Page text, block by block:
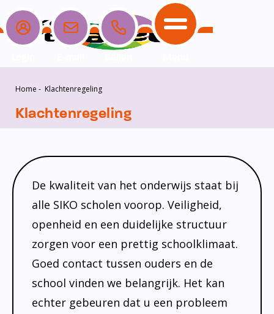
Home
School
School
Ons onderwijs
Ons team
Schoolgids
Leerlingenzorg
Privacy
Vakanties en lesvrije dagen
Ouders
Ouders
Nieuwe ouders
Overblijf
Ouderraad
Medezeggenschapsraad
Klachtenregeling
Opvang
Opvang
Dagopvang
Peuterspeelzaal
Buitenschoolse opvang
Communicatie
Communicatie
Schoolpraat app
Contact
Home - Klachtenregeling
Klachtenregeling
De kwaliteit van het onderwijs staat bij
alle SIKO scholen voorop. Veiligheid,
openheid en een duidelijke structuur
zorgen voor een prettig schoolklimaat.
Goed contact tussen ouders en de
school vinden we belangrijk. Het kan
echter gebeuren dat u een probleem